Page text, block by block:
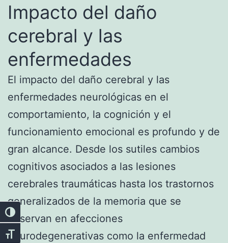
Alternar alto contraste
Alternar tamaño de letra
Impacto del daño
cerebral y las
enfermedades
El impacto del daño cerebral y las
enfermedades neurológicas en el
comportamiento, la cognición y el
funcionamiento emocional es profundo y de
gran alcance. Desde los sutiles cambios
cognitivos asociados a las lesiones
cerebrales traumáticas hasta los trastornos
generalizados de la memoria que se
observan en afecciones
neurodegenerativas como la enfermedad